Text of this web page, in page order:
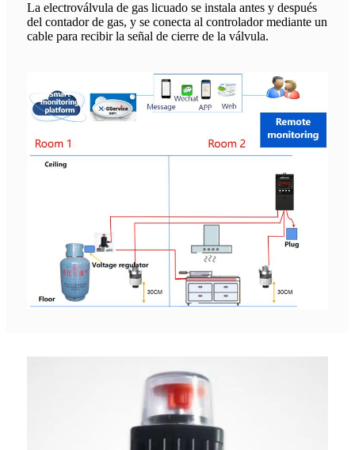
La electroválvula de gas licuado se instala antes y después
del contador de gas, y se conecta al controlador mediante un
cable para recibir la señal de cierre de la válvula.